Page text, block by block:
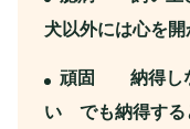
犬以外には心を開
頑固 納得しな
い でも納得する